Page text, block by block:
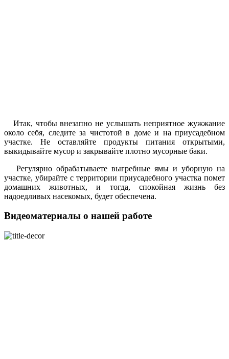
Итак, чтобы внезапно не услышать неприятное жужжание
около себя, следите за чистотой в доме и на приусадебном
участке. Не оставляйте продукты питания открытыми,
выкидывайте мусор и закрывайте плотно мусорные баки.
Регулярно обрабатываете выгребные ямы и уборную на
участке, убирайте с территории приусадебного участка помет
домашних животных, и тогда, спокойная жизнь без
надоедливых насекомых, будет обеспечена.
Видеоматериалы о нашей работе